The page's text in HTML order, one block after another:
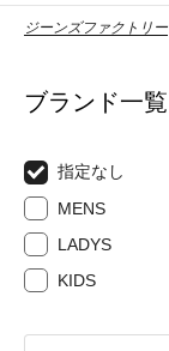
ジーンズファクトリー
ブランド一覧
指定なし
MENS
LADYS
KIDS